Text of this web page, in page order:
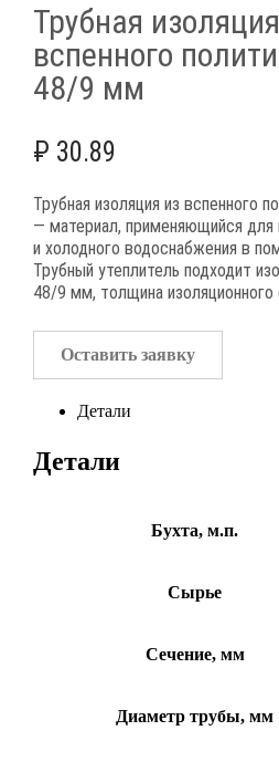
Трубная
вспенного
48/9 мм
₽ 30.89
Трубная изоляция из вспенного
— материал, применяющийся для
и холодного водоснабжения в
Трубный утеплитель подходит
48/9 мм, толщина
Оставить заявку
Детали
Детали
Бухта, м.п.
Сырье
Сечение, мм
Диаметр трубы, мм